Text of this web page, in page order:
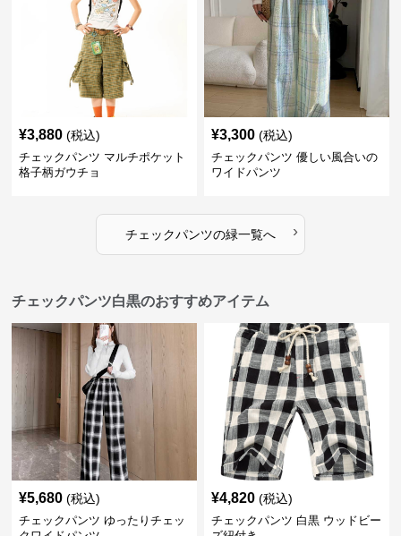
¥3,880 (税込)
チェックパンツ マルチポケット
格子柄ガウチョ
¥3,300 (税込)
チェックパンツ 優しい風合いの
ワイドパンツ
チェックパンツの緑一覧へ ›
チェックパンツ白黒のおすすめアイテム
¥5,680 (税込)
チェックパンツ ゆったりチェッ
¥4,820 (税込)
チェックパンツ 白黒 ウッドビー